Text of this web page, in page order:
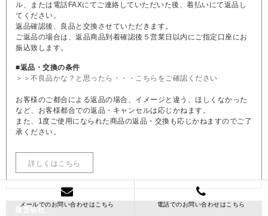
メールでのお問い合わせはこちら 電話でのお問い合わせはこちら
ル、または電話FAXにてご連絡していただいた後、着払いにて返品し
てください。
返品確認後、良品と交換させていただきます。
ご返品の場合は、返品商品到着確認後５営業日以内にご指定口座にお
振込致します。
■返品・交換の条件
＞＞不良品かな？と思ったら・・・こちらをご確認ください
お客様のご都合による返品の場合、イメージと違う、ほしくなかった
など、お客様都合での返品・キャンセルは応じかねます。
また、1度ご使用になられた商品の返品・交換も応じかねますのでご了
承ください。
詳しくはこちら
運営会社